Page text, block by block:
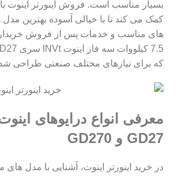
بسیار مناسب است. فروش اینورتر اینوت با
کمک می کند تا با خیالی آسوده بهترین مدل
های مناسب و خدمات پس از فروش
7.5 کیلووات سه فاز اینوت INVt سری GD27
که برای نیازهای مختلف صنعتی طراحی
GD27 و GD270
در خرید اینورتر اینوت، آشنایی با مدل